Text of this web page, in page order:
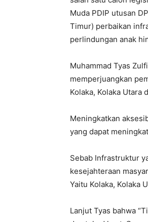
Muda PDIP utusan
Timur) perbaikan
perlindungan anak
Muhammad Tyas
memperjuangkan
Kolaka, Kolaka Utara
Meningkatkan
yang dapat
Sebab Infrastruktur
kesejahteraan
Yaitu Kolaka, Kolaka
Lanjut Tyas bahwa